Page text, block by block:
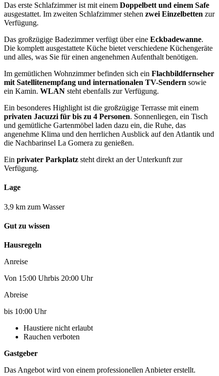
Das erste Schlafzimmer ist mit einem Doppelbett und einem Safe
ausgestattet. Im zweiten Schlafzimmer stehen zwei Einzelbetten zur
Verfügung.
Das großzügige Badezimmer verfügt über eine Eckbadewanne.
Die komplett ausgestattete Küche bietet verschiedene Küchengeräte
und alles, was Sie für einen angenehmen Aufenthalt benötigen.
Im gemütlichen Wohnzimmer befinden sich ein Flachbildfernseher
mit Satellitenempfang und internationalen TV-Sendern sowie
ein Kamin. WLAN steht ebenfalls zur Verfügung.
Ein besonderes Highlight ist die großzügige Terrasse mit einem
privaten Jacuzzi für bis zu 4 Personen. Sonnenliegen, ein Tisch
und gemütliche Gartenmöbel laden dazu ein, die Ruhe, das
angenehme Klima und den herrlichen Ausblick auf den Atlantik und
die Nachbarinsel La Gomera zu genießen.
Ein privater Parkplatz steht direkt an der Unterkunft zur
Verfügung.
Lage
3,9 km zum Wasser
Gut zu wissen
Hausregeln
Anreise
Von 15:00 Uhrbis 20:00 Uhr
Abreise
bis 10:00 Uhr
Haustiere nicht erlaubt
Rauchen verboten
Gastgeber
Das Angebot wird von einem professionellen Anbieter erstellt.